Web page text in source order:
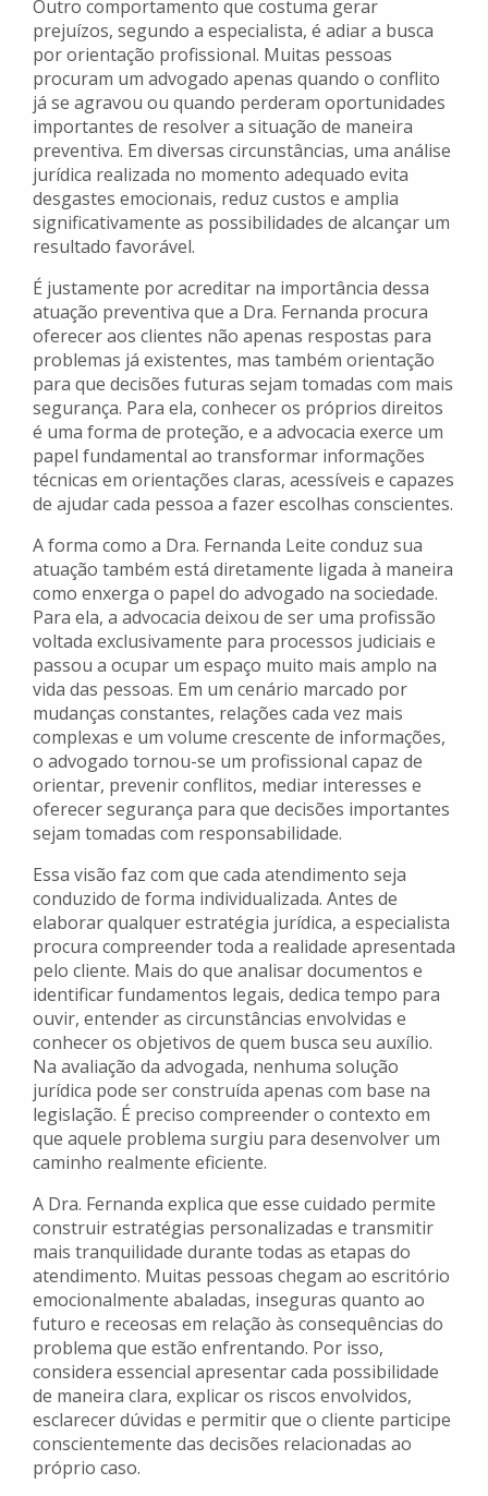
Outro comportamento que costuma gerar
prejuízos, segundo a especialista, é adiar a busca
por orientação profissional. Muitas pessoas
procuram um advogado apenas quando o conflito
já se agravou ou quando perderam oportunidades
importantes de resolver a situação de maneira
preventiva. Em diversas circunstâncias, uma análise
jurídica realizada no momento adequado evita
desgastes emocionais, reduz custos e amplia
significativamente as possibilidades de alcançar um
resultado favorável.
É justamente por acreditar na importância dessa
atuação preventiva que a Dra. Fernanda procura
oferecer aos clientes não apenas respostas para
problemas já existentes, mas também orientação
para que decisões futuras sejam tomadas com mais
segurança. Para ela, conhecer os próprios direitos
é uma forma de proteção, e a advocacia exerce um
papel fundamental ao transformar informações
técnicas em orientações claras, acessíveis e capazes
de ajudar cada pessoa a fazer escolhas conscientes.
A forma como a Dra. Fernanda Leite conduz sua
atuação também está diretamente ligada à maneira
como enxerga o papel do advogado na sociedade.
Para ela, a advocacia deixou de ser uma profissão
voltada exclusivamente para processos judiciais e
passou a ocupar um espaço muito mais amplo na
vida das pessoas. Em um cenário marcado por
mudanças constantes, relações cada vez mais
complexas e um volume crescente de informações,
o advogado tornou-se um profissional capaz de
orientar, prevenir conflitos, mediar interesses e
oferecer segurança para que decisões importantes
sejam tomadas com responsabilidade.
Essa visão faz com que cada atendimento seja
conduzido de forma individualizada. Antes de
elaborar qualquer estratégia jurídica, a especialista
procura compreender toda a realidade apresentada
pelo cliente. Mais do que analisar documentos e
identificar fundamentos legais, dedica tempo para
ouvir, entender as circunstâncias envolvidas e
conhecer os objetivos de quem busca seu auxílio.
Na avaliação da advogada, nenhuma solução
jurídica pode ser construída apenas com base na
legislação. É preciso compreender o contexto em
que aquele problema surgiu para desenvolver um
caminho realmente eficiente.
A Dra. Fernanda explica que esse cuidado permite
construir estratégias personalizadas e transmitir
mais tranquilidade durante todas as etapas do
atendimento. Muitas pessoas chegam ao escritório
emocionalmente abaladas, inseguras quanto ao
futuro e receosas em relação às consequências do
problema que estão enfrentando. Por isso,
considera essencial apresentar cada possibilidade
de maneira clara, explicar os riscos envolvidos,
esclarecer dúvidas e permitir que o cliente participe
conscientemente das decisões relacionadas ao
próprio caso.